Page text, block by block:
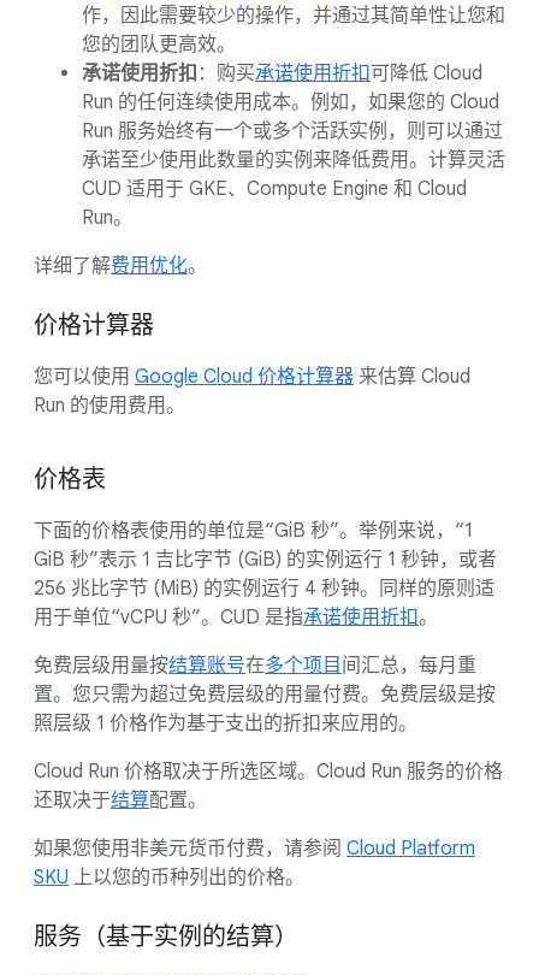
作，因此需要较少的操作，并通过其简单性让您和
您的团队更高效。
承诺使用折扣 ：购买承诺使用折扣 可降低 Cloud
Run 的任何连续使用成本。例如，如果您的 Cloud
Run 服务始终有一个或多个活跃实例，则可以通过
承诺至少使用此数量的实例来降低费用。计算灵活
CUD 适用于 GKE、Compute Engine 和 Cloud
Run。
详细了解费用优化。
价格计算器
您可以使用 Google Cloud 价格计算器 来估算 Cloud
Run 的使用费用。
价格表
下面的价格表使用的单位是“GiB 秒”。举例来说，“1
GiB 秒”表示 1 吉比字节 (GiB) 的实例运行 1 秒钟，或者
256 兆比字节 (MiB) 的实例运行 4 秒钟。同样的原则适
用于单位“vCPU 秒”。 CUD 是指承诺使用折扣。
免费层级用量按结算账号在多个项目 间汇总，每月重
置。您只需为超过免费层级的用量付费。免费层级是按
照层级 1 价格作为基于支出的折扣来应用的。
Cloud Run 价格取决于所选区域。 Cloud Run 服务的价格
还取决于结算配置。
如果您使用非美元货币付费，请参阅 Cloud Platform
SKU 上以您的币种列出的价格。
服务（基于实例的结算）